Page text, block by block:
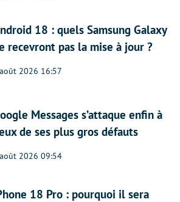
18 : quels Samsung Galaxy
recevront pas la mise à jour ?
2026 16:57
Messages s’attaque enfin à
de ses plus gros défauts
2026 09:54
18 Pro : pourquoi il sera